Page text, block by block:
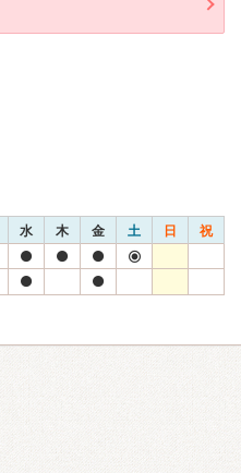
水 木 金 土 日 祝